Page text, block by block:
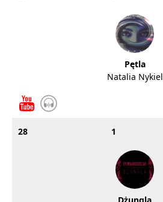
Pętla
Natalia Nykiel
28 1